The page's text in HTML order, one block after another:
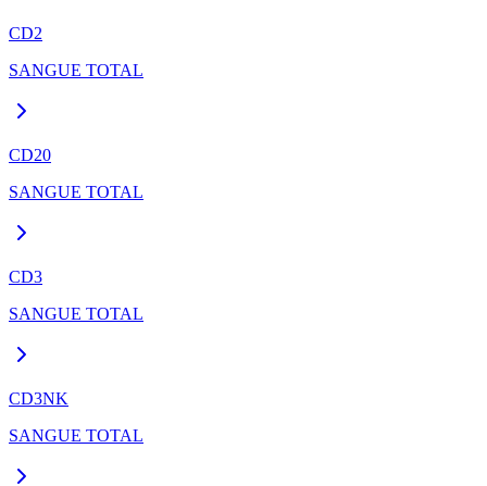
CD2
SANGUE TOTAL
CD20
SANGUE TOTAL
CD3
SANGUE TOTAL
CD3NK
SANGUE TOTAL